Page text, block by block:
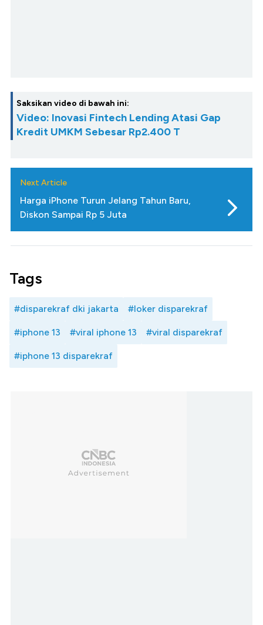
Saksikan video di bawah ini:
Video: Inovasi Fintech Lending Atasi Gap
Kredit UMKM Sebesar Rp2.400 T
Next Article
Harga iPhone Turun Jelang Tahun Baru,
Diskon Sampai Rp 5 Juta
Tags
#disparekraf dki jakarta #loker disparekraf
#iphone 13 #viral iphone 13 #viral disparekraf
#iphone 13 disparekraf